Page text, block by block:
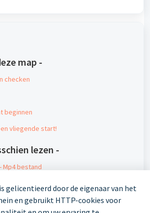
map -
checken
beginnen
vliegende start!
lezen -
Mp4 bestand
video toe aan een pagina?
gelicentieerd door de eigenaar van het
en gebruikt HTTP-cookies voor